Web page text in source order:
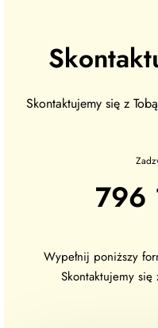
Skontaktujemy się z
796
Wypełnij poniższy
Skontaktujemy